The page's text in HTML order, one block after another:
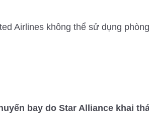
Airlines không thể sử dụng
bay do Star Alliance khai